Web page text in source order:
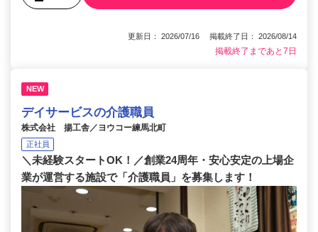
更新日： 2026/07/16 掲載終了日： 2026/08/14
掲載終了まであと7日
NEW
デイサービスの介護職員
株式会社 揚工舎／ヨウコー練馬北町
正社員
＼未経験スタートOK！／創業24周年・安心安定の上場企
業が運営する施設で「介護職員」を募集します！